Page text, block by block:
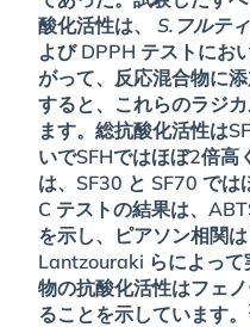
酸化活性は、S.フルテ
よび DPPH テストにお
がって、反応混合物に
すると、これらのラジ
ます。総抗酸化活性は
いでSFHではほぼ2倍高
は、SF30 と SF70 では
C テストの結果は、
を示し、ピアソン相関
Lantzouraki らによって
物の抗酸化活性はフェ
ることを示しています。